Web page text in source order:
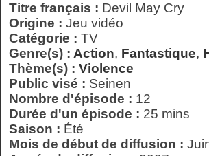
Titre français : Devil May Cry
Origine : Jeu vidéo
Catégorie : TV
Genre(s) : Action, Fantastique,
Thème(s) : Violence
Public visé : Seinen
Nombre d'épisode : 12
Durée d'un épisode : 25 mins
Saison : Été
Mois de début de diffusion :